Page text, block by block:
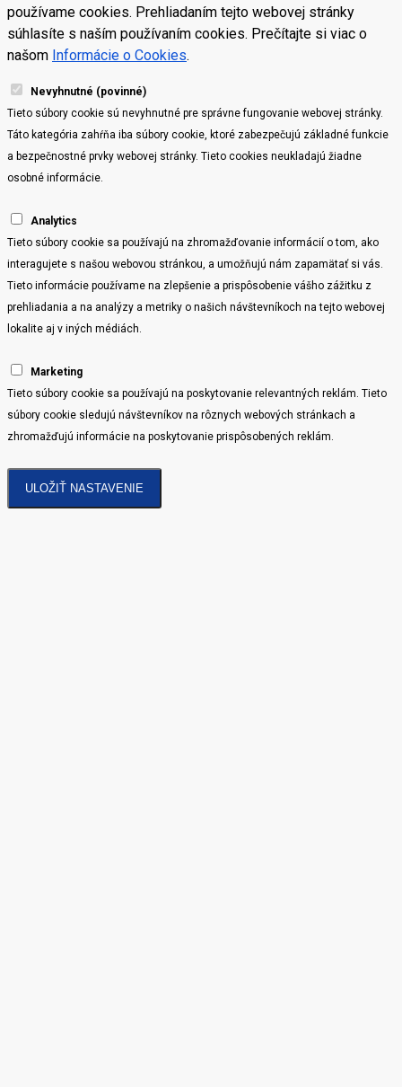
používame cookies. Prehliadaním tejto webovej stránky
súhlasíte s naším používaním cookies. Prečítajte si viac o
našom Informácie o Cookies.
Nevyhnutné (povinné)
Tieto súbory cookie sú nevyhnutné pre správne fungovanie webovej stránky.
Táto kategória zahŕňa iba súbory cookie, ktoré zabezpečujú základné funkcie
a bezpečnostné prvky webovej stránky. Tieto cookies neukladajú žiadne
osobné informácie.
Analytics
Tieto súbory cookie sa používajú na zhromažďovanie informácií o tom, ako
interagujete s našou webovou stránkou, a umožňujú nám zapamätať si vás.
Tieto informácie používame na zlepšenie a prispôsobenie vášho zážitku z
prehliadania a na analýzy a metriky o našich návštevníkoch na tejto webovej
lokalite aj v iných médiách.
Marketing
Tieto súbory cookie sa používajú na poskytovanie relevantných reklám. Tieto
súbory cookie sledujú návštevníkov na rôznych webových stránkach a
zhromažďujú informácie na poskytovanie prispôsobených reklám.
ULOŽIŤ NASTAVENIE